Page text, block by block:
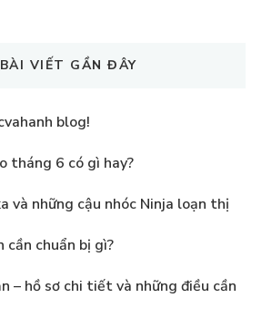
BÀI VIẾT GẦN ĐÂY
blog!
tháng 6 có gì hay?
và những cậu nhóc Ninja loạn thị
cần chuẩn bị gì?
– hồ sơ chi tiết và những điều cần